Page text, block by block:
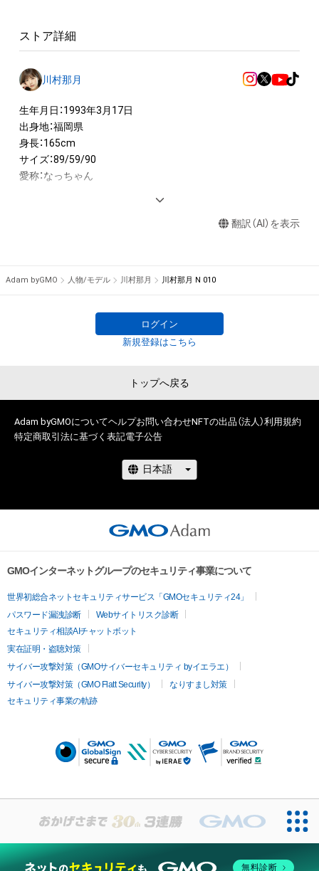
・本アイテムの著作権を有する方、著作隣接権の権利者またはそ
アイテムの保有者が有する権利」の範囲を超えた行為、知的財産
権を侵害するおそれのある行為(改変、公開、配布、逆コンパイ
ル、リバースエンジニアリングを含みますが、これに限定されま
せん。)を行うことはできません。
・本アイテムに関する創作物の利用については、公序良俗や法令
に反する利用またはその恐れのある利用など、作成者が不適切
ストア詳細
川村那月
生年月日：1993年3月17日
出身地：福岡県
身長：165cm
サイズ：89/59/90
愛称：なっちゃん
Netflixオリジナル映画  園子温監督 『愛なき森で叫べ』
【TV】
TOKYO FM  リリー・フランキー「スナック ラジオ」
ラジオNIKKEI「北野誠のトコトン投資やりまっせ。」
翻訳（AI）を表示
Adam byGMO 人物/モデル 川村那月 川村那月 N 010
ログイン
新規登録はこちら
トップへ戻る
Adam byGMOについてヘルプお問い合わせNFTの出品（法人）利用規約
特定商取引法に基づく表記電子公告
GMOインターネットグループのセキュリティ事業について
世界初総合ネットセキュリティサービス「GMOセキュリティ24」
パスワード漏洩診断
Webサイトリスク診断
セキュリティ相談AIチャットボット
実在証明・盗聴対策
サイバー攻撃対策（GMOサイバーセキュリティ byイエラエ）
サイバー攻撃対策（GMO Flatt Security）
なりすまし対策
セキュリティ事業の軌跡
無料診断